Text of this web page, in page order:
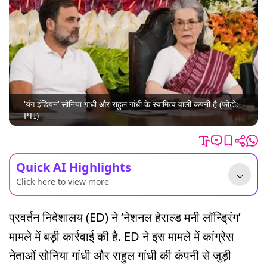
'यंग इंडियन’ सोनिया गांधी और राहुल गांधी के स्वामित्व वाली कंपनी है (फोटो:
PTI)
Quick AI Highlights
Click here to view more
प्रवर्तन निदेशालय (ED) ने ‘नेशनल हेराल्ड मनी लॉन्ड्रिंग’
मामले में बड़ी कार्रवाई की है. ED ने इस मामले में कांग्रेस
नेताओं सोनिया गांधी और राहुल गांधी की कंपनी से जुड़ी